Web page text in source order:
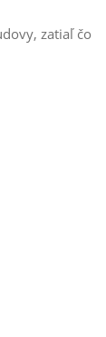
zatiaľ čo